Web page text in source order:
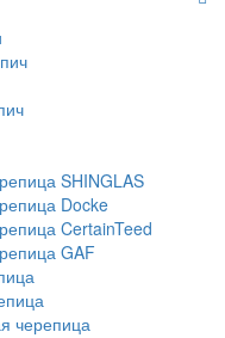
SHINGLAS
Docke
CertainTeed
GAF
черепица